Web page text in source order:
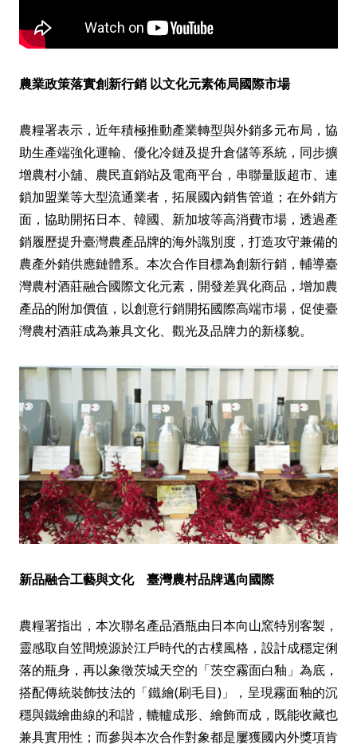
農業政策落實創新行銷 以文化元素佈局國際市場
農糧署表示，近年積極推動產業轉型與外銷多元布局，協
助生產端強化運輸、優化冷鏈及提升倉儲等系統，同步擴
增農村小舖、農民直銷站及電商平台，串聯量販超市、連
鎖加盟業等大型流通業者，拓展國內銷售管道；在外銷方
面，協助開拓日本、韓國、新加坡等高消費市場，透過產
銷履歷提升臺灣農產品牌的海外識別度，打造攻守兼備的
農產外銷供應鏈體系。本次合作目標為創新行銷，輔導臺
灣農村酒莊融合國際文化元素，開發差異化商品，增加農
產品的附加價值，以創意行銷開拓國際高端市場，促使臺
灣農村酒莊成為兼具文化、觀光及品牌力的新樣貌。
新品融合工藝與文化 臺灣農村品牌邁向國際
農糧署指出，本次聯名產品酒瓶由日本向山窯特別客製，
靈感取自笠間燒源於江戶時代的古樸風格，設計成穩定俐
落的瓶身，再以象徵茨城天空的「茨空霧面白釉」為底，
搭配傳統裝飾技法的「鐵繪(刷毛目)」，呈現霧面釉的沉
穩與鐵繪曲線的和諧，轆轤成形、繪飾而成，既能收藏也
兼具實用性；而參與本次合作對象都是屢獲國內外獎項肯